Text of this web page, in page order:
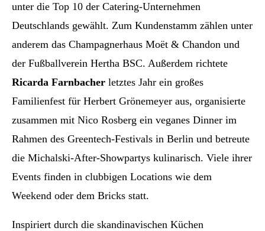
unter die Top 10 der Catering-Unternehmen
Deutschlands gewählt. Zum Kundenstamm zählen unter
anderem das Champagnerhaus Moët & Chandon und
der Fußballverein Hertha BSC. Außerdem richtete
Ricarda Farnbacher letztes Jahr ein großes
Familienfest für Herbert Grönemeyer aus, organisierte
zusammen mit Nico Rosberg ein veganes Dinner im
Rahmen des Greentech-Festivals in Berlin und betreute
die Michalski-After-Showpartys kulinarisch. Viele ihrer
Events finden in clubbigen Locations wie dem
Weekend oder dem Bricks statt.
Inspiriert durch die skandinavischen Küchen